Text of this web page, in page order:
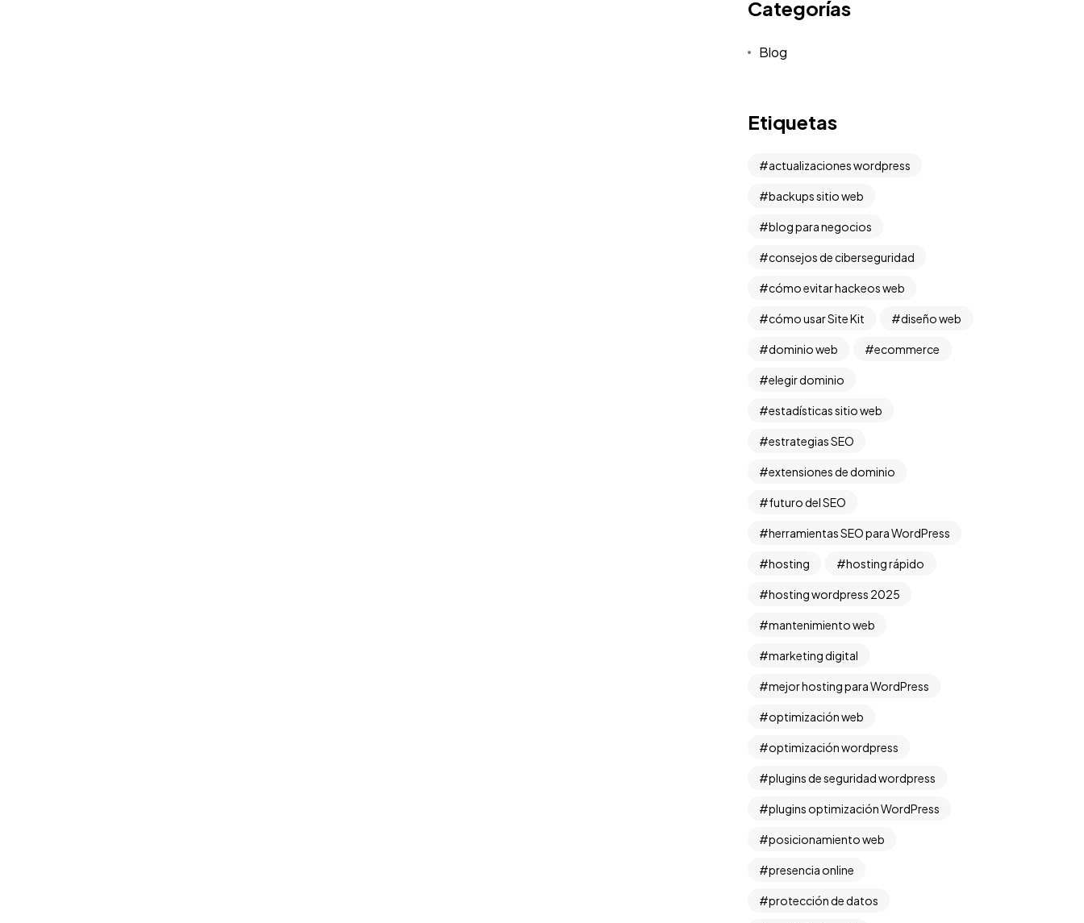
Categorías
Blog
Etiquetas
actualizaciones wordpress
backups sitio web
blog para negocios
consejos de ciberseguridad
cómo evitar hackeos web
cómo usar Site Kit diseño web
dominio web ecommerce
elegir dominio
estadísticas sitio web
estrategias SEO
extensiones de dominio
futuro del SEO
herramientas SEO para WordPress
hosting hosting rápido
hosting wordpress 2025
mantenimiento web
marketing digital
mejor hosting para WordPress
optimización web
optimización wordpress
plugins de seguridad wordpress
plugins optimización WordPress
posicionamiento web
presencia online
protección de datos